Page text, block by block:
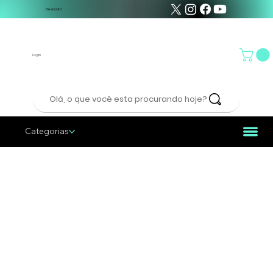
Desconto
Olá, o que você esta procurando hoje?
Login
Categorias